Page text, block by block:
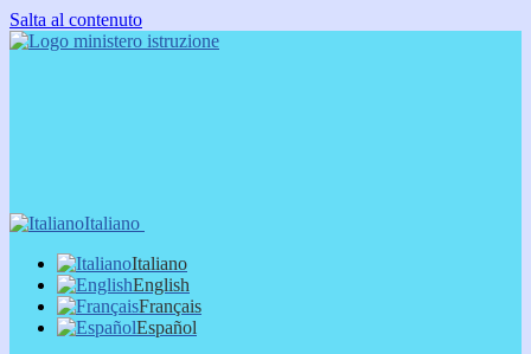
Salta al contenuto
Italiano
Italiano
English
Français
Español